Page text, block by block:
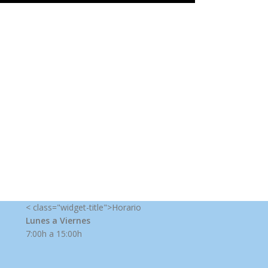
< class="widget-title">Horario
Lunes a Viernes
7:00h a 15:00h